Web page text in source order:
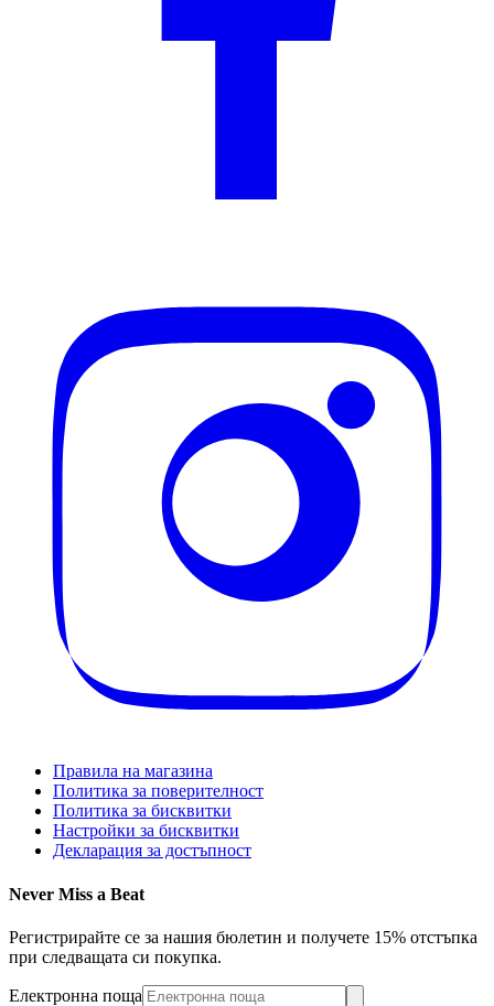
Правила на магазина
Политика за поверителност
Политика за бисквитки
Настройки за бисквитки
Декларация за достъпност
Never Miss a Beat
Регистрирайте се за нашия бюлетин и получете 15% отстъпка
при следващата си покупка.
Електронна поща